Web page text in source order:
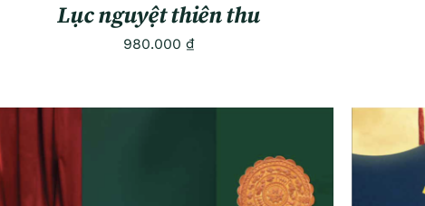
Lục nguyệt thiên thu
980.000 ₫